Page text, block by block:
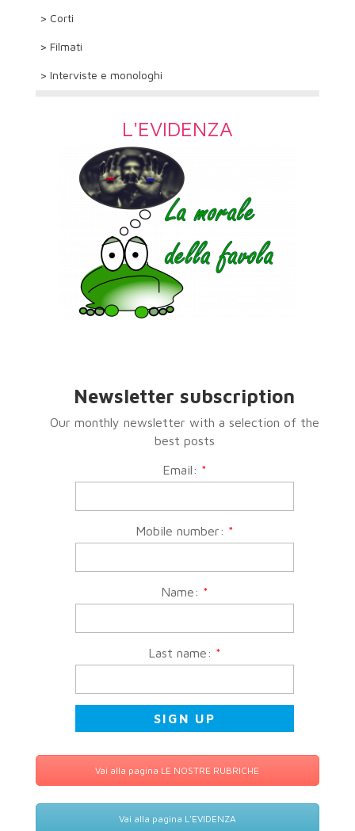
> Corti
> Filmati
> Interviste e monologhi
L'EVIDENZA
Newsletter subscription
Our monthly newsletter with a selection of the
best posts
Email: *
Mobile number: *
Name: *
Last name: *
Vai alla pagina LE NOSTRE RUBRICHE
Vai alla pagina L'EVIDENZA